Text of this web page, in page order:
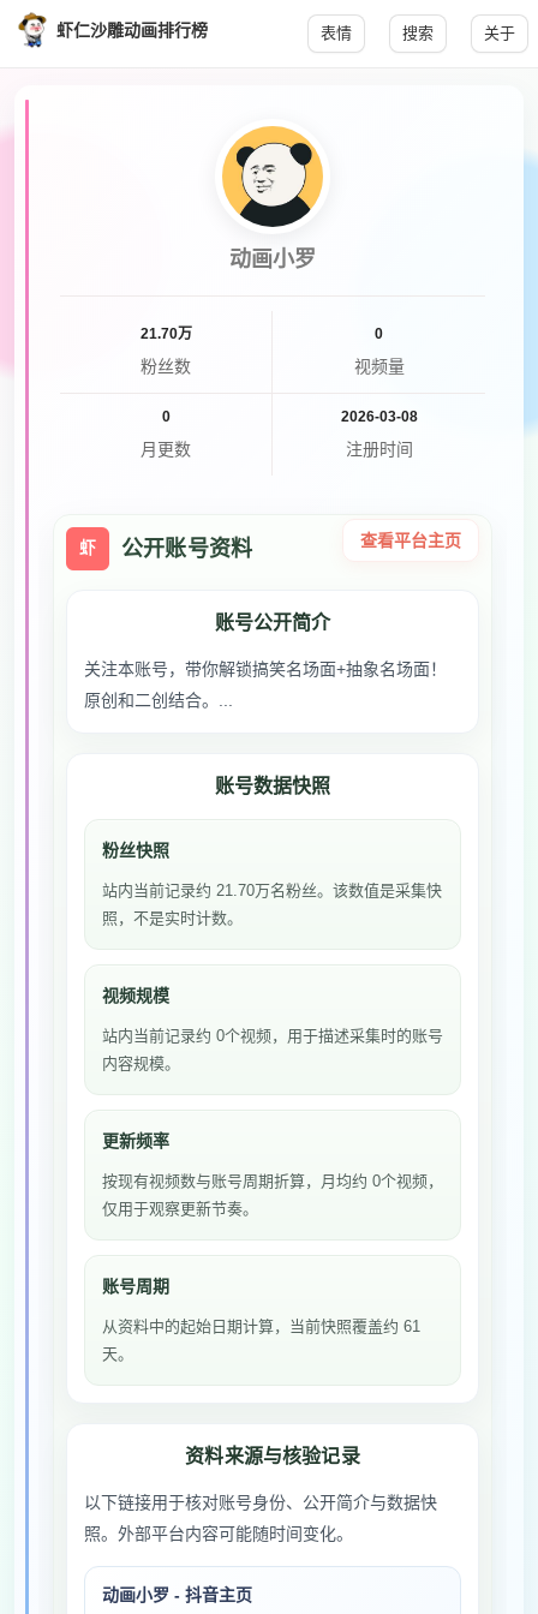
虾仁沙雕动画排行榜 表情 搜索 关于
动画小罗
21.70万
粉丝数
0
视频量
0
月更数
2026-03-08
注册时间
虾 公开账号资料 查看平台主页
账号公开简介
关注本账号，带你解锁搞笑名场面+抽象名场面！
原创和二创结合。...
账号数据快照
粉丝快照
站内当前记录约 21.70万名粉丝。该数值是采集快
照，不是实时计数。
视频规模
站内当前记录约 0个视频，用于描述采集时的账号
内容规模。
更新频率
按现有视频数与账号周期折算，月均约 0个视频，
仅用于观察更新节奏。
账号周期
从资料中的起始日期计算，当前快照覆盖约 61
天。
资料来源与核验记录
以下链接用于核对账号身份、公开简介与数据快
照。外部平台内容可能随时间变化。
动画小罗 - 抖音主页